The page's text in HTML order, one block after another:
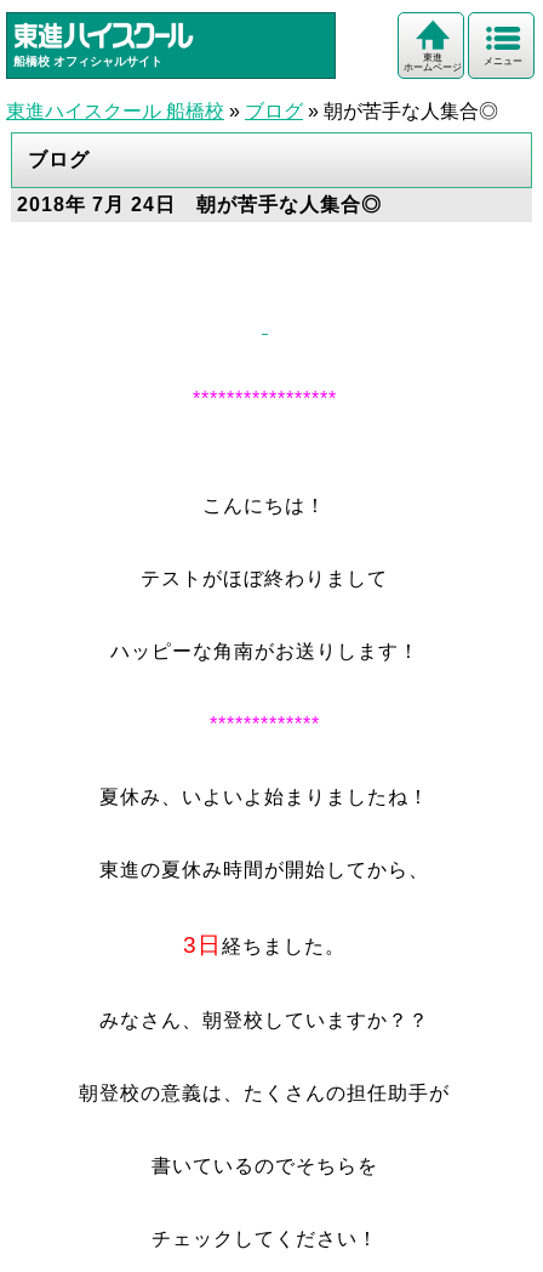
船橋校 オフィシャルサイト メニュー
東進
ホームページ
東進ハイスクール 船橋校 » ブログ » 朝が苦手な人集合◎
ブログ
2018年 7月 24日 朝が苦手な人集合◎
*****************
こんにちは！
テストがほぼ終わりまして
ハッピーな角南がお送りします！
*************
夏休み、いよいよ始まりましたね！
東進の夏休み時間が開始してから、
3日経ちました。
みなさん、朝登校していますか？？
朝登校の意義は、たくさんの担任助手が
書いているのでそちらを
チェックしてください！